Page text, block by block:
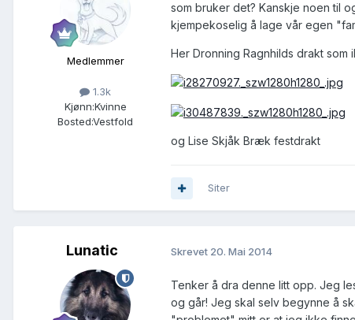
Medlemmer
1.3k
Kjønn:Kvinne
Bosted:Vestfold
som bruker det? Kanskje noen til
kjempekoselig å lage vår egen
Her Dronning Ragnhilds drakt som
og Lise Skjåk Bræk festdrakt
Siter
Lunatic Skrevet 20. Mai 2014
Tenker å dra denne litt opp. Jeg
og går! Jeg skal selv begynne å